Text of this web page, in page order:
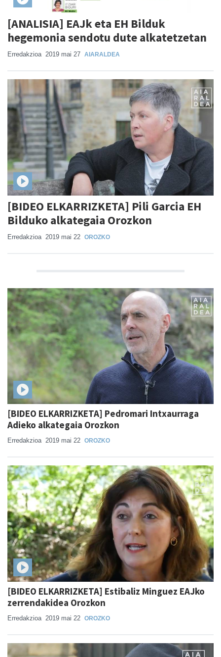
[ANALISIA] EAJk eta EH Bilduk
hegemonia sendotu dute alkatetzetan
Erredakzioa 2019 mai 27 AIARALDEA
[BIDEO ELKARRIZKETA] Pili Garcia EH
Bilduko alkategaia Orozkon
Erredakzioa 2019 mai 22 OROZKO
[BIDEO ELKARRIZKETA] Pedromari Intxaurraga
Adieko alkategaia Orozkon
Erredakzioa 2019 mai 22 OROZKO
[BIDEO ELKARRIZKETA] Estibaliz Minguez EAJko
zerrendakidea Orozkon
Erredakzioa 2019 mai 22 OROZKO